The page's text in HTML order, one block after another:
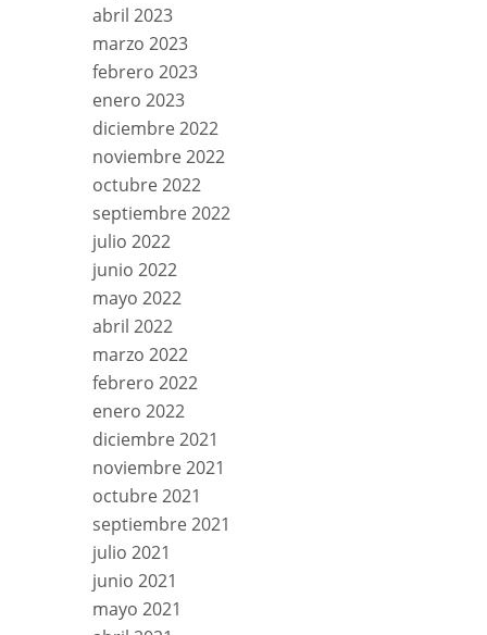
abril 2023
marzo 2023
febrero 2023
enero 2023
diciembre 2022
noviembre 2022
octubre 2022
septiembre 2022
julio 2022
junio 2022
mayo 2022
abril 2022
marzo 2022
febrero 2022
enero 2022
diciembre 2021
noviembre 2021
octubre 2021
septiembre 2021
julio 2021
junio 2021
mayo 2021